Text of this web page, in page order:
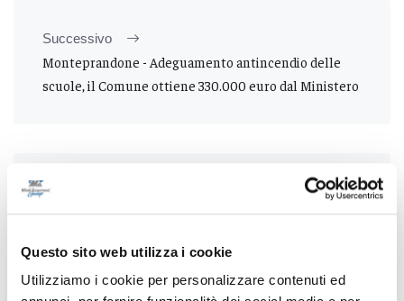
Questo sito web utilizza i cookie
Utilizziamo i cookie per personalizzare contenuti ed
Successivo
Monteprandone - Adeguamento antincendio delle
scuole, il Comune ottiene 330.000 euro dal Ministero